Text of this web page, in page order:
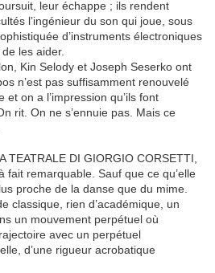
leur échappe ; ils rendent
l’ingénieur du son qui joue, sous
d’instruments électroniques
les aider.
Kin Selody et Joseph Seserko ont
n’est pas suffisamment renouvelé
on a l’impression qu’ils font
rit. On ne s’ennuie pas. Mais ce
TEATRALE DI GIORGIO CORSETTI,
fait remarquable. Sauf que ce qu’elle
proche de la danse que du mime.
classique, rien d’académique, un
un mouvement perpétuel où
avec un perpétuel
d’une rigueur acrobatique